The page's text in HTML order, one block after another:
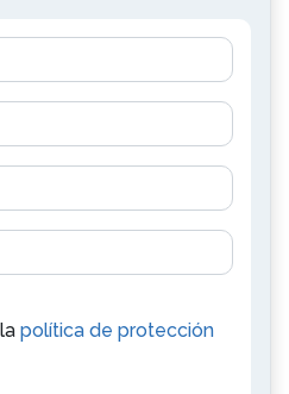
política de protección